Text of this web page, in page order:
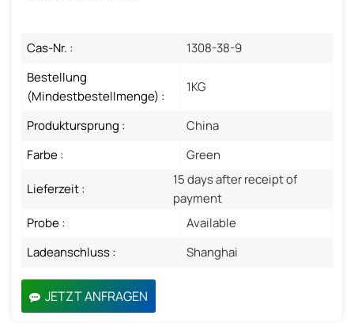
Cas-Nr. :
1308-38-9
Bestellung
(Mindestbestellmenge) :
1KG
Produktursprung :
China
Farbe :
Green
Lieferzeit :
15 days after receipt of
payment
Probe :
Available
Ladeanschluss :
Shanghai
JETZT ANFRAGEN